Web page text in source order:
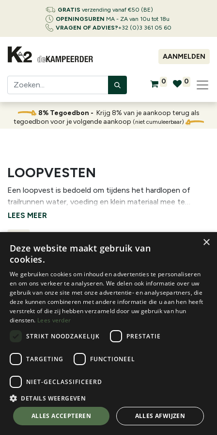
GRATIS verzending vanaf €50 (BE)
OPENINGSUREN MA - ZA van 10u tot 18u
VRAGEN OF ADVIES?+32 (0)3 361 05 60
AANMELDEN
0 0
8% Tegoedbon - Krijg 8% van je aankoop terug als
tegoedbon voor je volgende aankoop (niet cumuleerbaar)
LOOPVESTEN
Een loopvest is bedoeld om tijdens het hardlopen of
trailrunnen water, voeding en klein materiaal mee te
nemen. Het sluit nauw aan rond het bovenlichaam en
Drinkflessen en kleine benodigdheden zitten vaak vooraan,
zodat je ze onderweg gemakkelijk kunt bereiken.
Loopvesten bestaan in verschillende volumes. Voor een
korte training heb je doorgaans weinig opbergruimte
nodig, terwijl je tijdens een lange trail of ultraloop ook
plaats wilt voor extra kleding, voeding en
veiligheidsmateriaal. Let vooral op de pasvorm: een goed
loopvest zit stevig, maar mag je ademhaling en
bewegingsvrijheid niet beperken.
Graag nog meer informatie over loopvesten?
RAB
VEIL 6L LIGHTWEIGHT
RUNNING VEST
1 color(s) available
€139,95
NNormal
€134,95
×
Deze website maakt gebruik van
cookies.
We gebruiken cookies om inhoud en advertenties te personaliseren
en om ons verkeer te analyseren. We delen ook informatie over uw
gebruik van onze site met onze advertentie- en analysepartners, die
deze kunnen combineren met andere informatie die u aan hen heeft
verstrekt of die zij hebben verzameld door uw gebruik van hun
diensten. Lees verder
STRIKT NOODZAKELIJK
PRESTATIE
TARGETING FUNCTIONEEL
NIET-GECLASSIFICEERD
DETAILS WEERGEVEN
ALLES ACCEPTEREN ALLES AFWIJZEN